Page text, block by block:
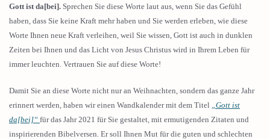
Gott ist da[bei]. Sprechen Sie diese Worte laut aus, wenn Sie das Gefühl
haben, dass Sie keine Kraft mehr haben und Sie werden erleben, wie diese
Worte Ihnen neue Kraft verleihen, weil Sie wissen, Gott ist auch in dunklen
Zeiten bei Ihnen und das Licht von Jesus Christus wird in Ihrem Leben für
immer leuchten. Vertrauen Sie auf diese Worte!
Damit Sie an diese Worte nicht nur an Weihnachten, sondern das ganze Jahr
erinnert werden, haben wir einen Wandkalender mit dem Titel „Gott ist
da[bei]“ für das Jahr 2021 für Sie gestaltet, mit ermutigenden Zitaten und
inspirierenden Bibelversen. Er soll Ihnen Mut für die guten und schlechten